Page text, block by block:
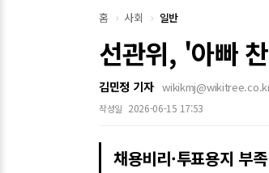
홈 사회 일반
선관위, '아빠
김민정 기자
작성일 2026-06-15 17:53
채용비리·투표용지 부